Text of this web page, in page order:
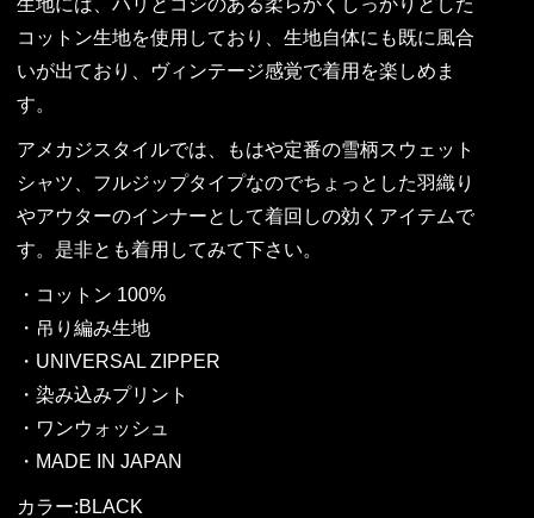
コットン生地を使用しており、生地自体にも既に風合
いが出ており、ヴィンテージ感覚で着用を楽しめま
す。
アメカジスタイルでは、もはや定番の雪柄スウェット
シャツ、フルジップタイプなのでちょっとした羽織り
やアウターのインナーとして着回しの効くアイテムで
す。是非とも着用してみて下さい。
・コットン 100%
・吊り編み生地
・UNIVERSAL ZIPPER
・染み込みプリント
・ワンウォッシュ
・MADE IN JAPAN
カラー:BLACK